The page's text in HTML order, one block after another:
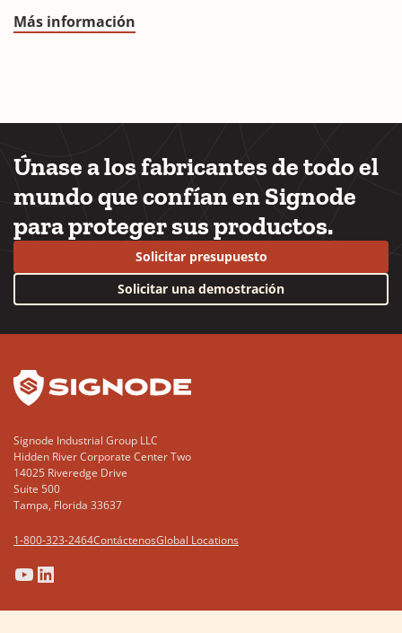
Más información
Únase a los fabricantes de todo el
mundo que confían en Signode
para proteger sus productos.
Solicitar presupuesto
Solicitar una demostración
Signode Industrial Group LLC
Hidden River Corporate Center Two
14025 Riveredge Drive
Suite 500
Tampa, Florida 33637
1-800-323-2464ContáctenosGlobal Locations
(Opens
in
(Opens
in
(Opens
in
(Opens
in